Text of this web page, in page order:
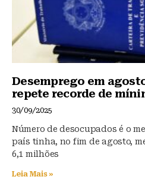
Desemprego em
repete recorde de
30/09/2025
Número de desocupados é o
país tinha, no fim de agosto,
6,1 milhões
Leia Mais »